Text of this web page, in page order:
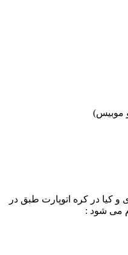
موبیس)
و کیا در کره اتوپارت طبق در
می شود :